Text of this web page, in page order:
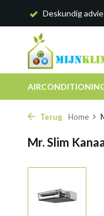
Deskundig
Terug Home
Mr. Slim